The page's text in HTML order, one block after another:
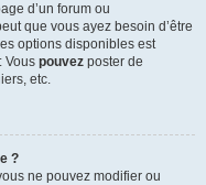
d’un forum ou
que vous ayez besoin d’être
options disponibles est
Vous pouvez poster de
etc.
?
ne pouvez modifier ou